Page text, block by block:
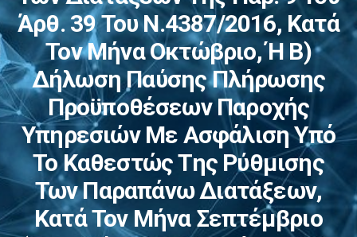
Άρθ. 39 Του Ν.4387/2016, Κατά
Τον Μήνα Οκτώβριο, Ή Β)
Δήλωση Παύσης Πλήρωσης
Προϋποθέσεων Παροχής
Υπηρεσιών Με Ασφάλιση Υπό
Το Καθεστώς Της Ρύθμισης
Των Παραπάνω Διατάξεων,
Κατά Τον Μήνα Σεπτέμβριο